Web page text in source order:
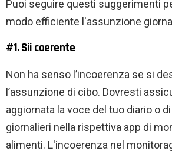
Puoi seguire questi suggerimenti
modo efficiente l'assunzione
#1. Sii coerente
Non ha senso l’incoerenza se si
l’assunzione di cibo. Dovresti
aggiornata la voce del tuo diario o
giornalieri nella rispettiva app di
alimenti. L'incoerenza nel